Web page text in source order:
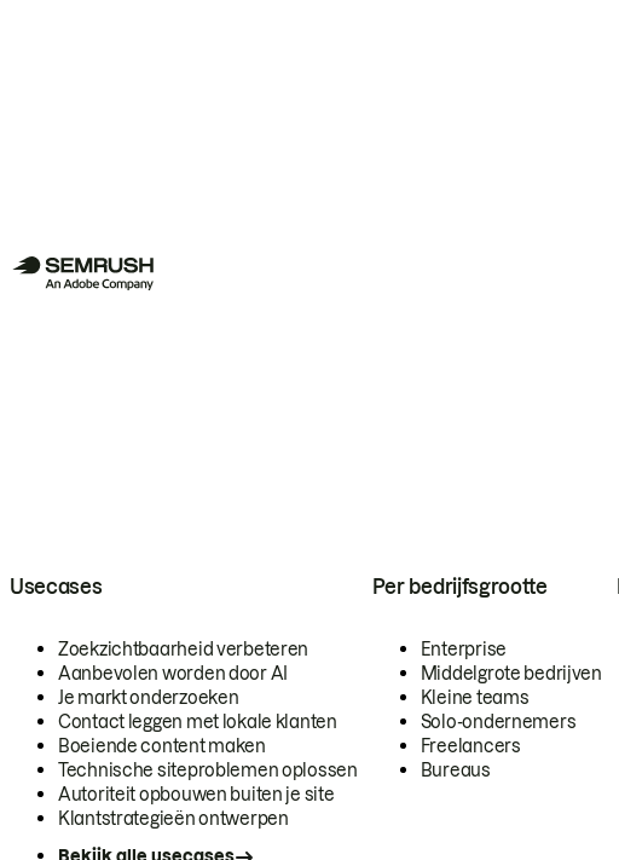
Usecases
Zoekzichtbaarheid verbeteren
Aanbevolen worden door AI
Je markt onderzoeken
Contact leggen met lokale klanten
Boeiende content maken
Technische siteproblemen oplossen
Autoriteit opbouwen buiten je site
Klantstrategieën ontwerpen
Per bedrijfsgrootte
Enterprise
Middelgrote bedrijven
Kleine teams
Solo-ondernemers
Freelancers
Bureaus